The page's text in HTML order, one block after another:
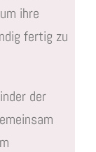
ihre
fertig zu
der